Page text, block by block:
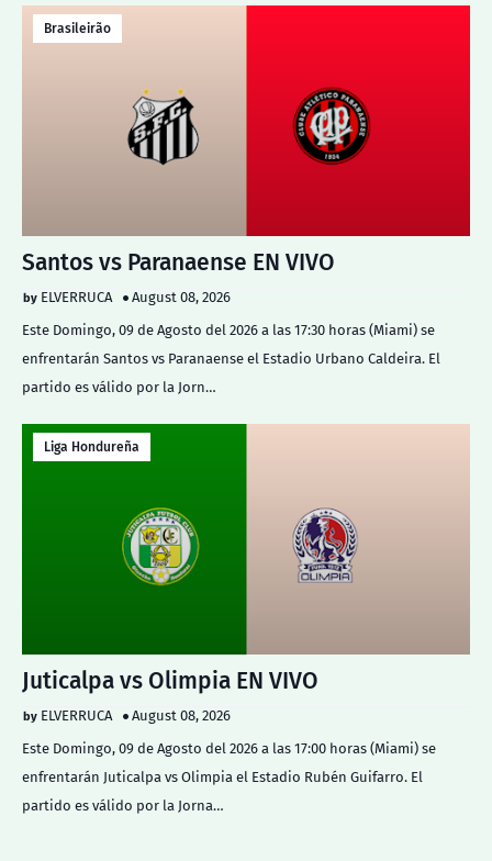
Brasileirão
Santos vs Paranaense EN VIVO
ELVERRUCA
August 08, 2026
Este Domingo, 09 de Agosto del 2026 a las 17:30 horas (Miami) se
enfrentarán Santos vs Paranaense el Estadio Urbano Caldeira. El
partido es válido por la Jorn…
Liga Hondureña
Juticalpa vs Olimpia EN VIVO
ELVERRUCA
August 08, 2026
Este Domingo, 09 de Agosto del 2026 a las 17:00 horas (Miami) se
enfrentarán Juticalpa vs Olimpia el Estadio Rubén Guifarro. El
partido es válido por la Jorna…